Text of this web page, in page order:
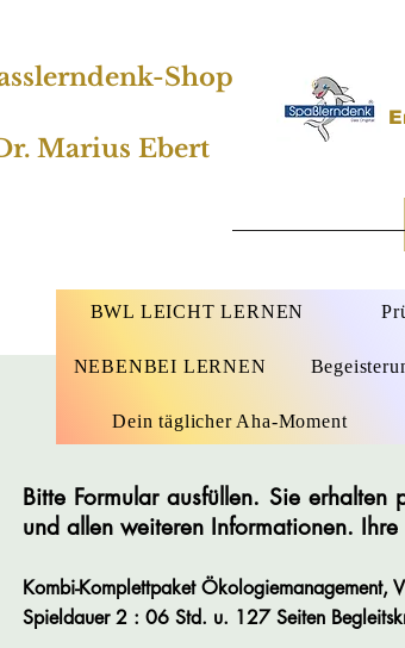
Shop
Marius Ebert
BWL LEICHT LERNEN
NEBENBEI LERNEN
Dein täglicher Aha-Moment
Bitte Formular ausfüllen. Sie
und allen weiteren Informationen.
Kombi-Komplettpaket
Spieldauer2 : 06 Std. u. 127 Seiten